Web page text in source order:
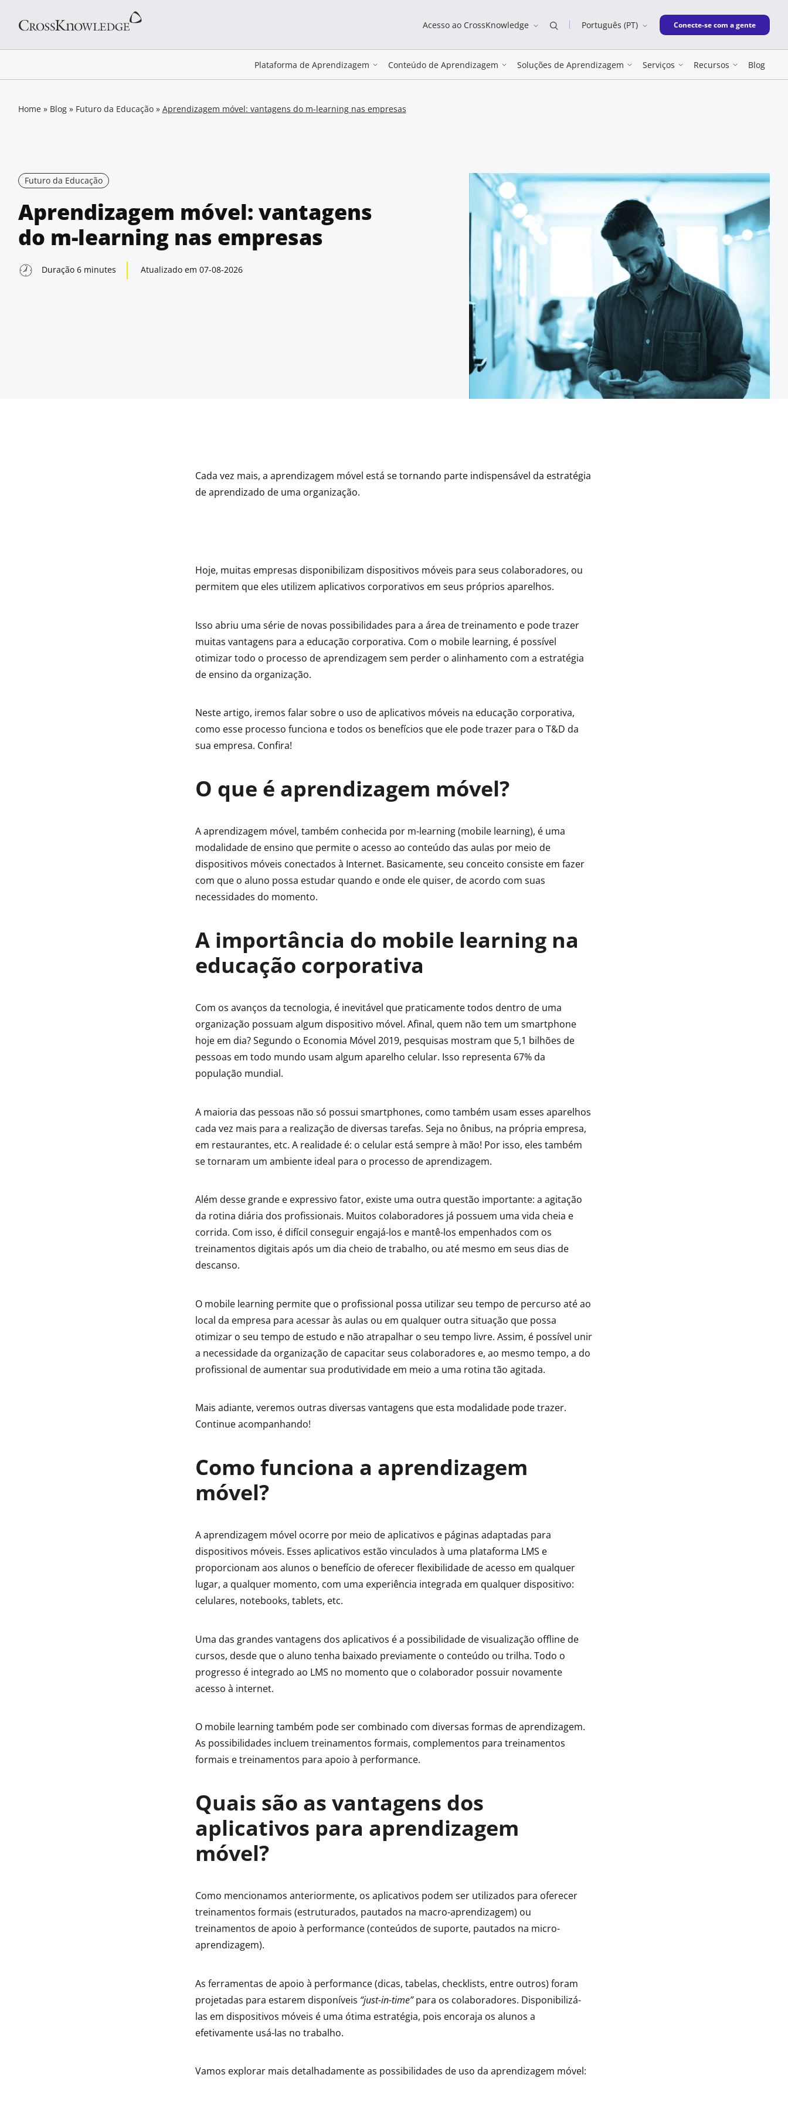
Acesso ao CrossKnowledge Português (PT) New window
Conecte-se com a gente
Plataforma de Aprendizagem Conteúdo de Aprendizagem Soluções de Aprendizagem Serviços Recursos Blog
Home» Blog» Futuro da Educação» Aprendizagem móvel: vantagens do m-learning nas empresas
Futuro da Educação
Aprendizagem móvel: vantagens
do m-learning nas empresas
Duração 6 minutes Atualizado em 07-08-2026
Cada vez mais, a aprendizagem móvel está se tornando parte indispensável da estratégia
de aprendizado de uma organização.
Hoje, muitas empresas disponibilizam dispositivos móveis para seus colaboradores, ou
permitem que eles utilizem aplicativos corporativos em seus próprios aparelhos.
Isso abriu uma série de novas possibilidades para a área de treinamento e pode trazer
muitas vantagens para a educação corporativa. Com o mobile learning, é possível
otimizar todo o processo de aprendizagem sem perder o alinhamento com a estratégia
de ensino da organização.
Neste artigo, iremos falar sobre o uso de aplicativos móveis na educação corporativa,
como esse processo funciona e todos os benefícios que ele pode trazer para o T&D da
sua empresa. Confira!
O que é aprendizagem móvel?
A aprendizagem móvel, também conhecida por m-learning (mobile learning), é uma
modalidade de ensino que permite o acesso ao conteúdo das aulas por meio de
dispositivos móveis conectados à Internet. Basicamente, seu conceito consiste em fazer
com que o aluno possa estudar quando e onde ele quiser, de acordo com suas
necessidades do momento.
A importância do mobile learning na
educação corporativa
Com os avanços da tecnologia, é inevitável que praticamente todos dentro de uma
organização possuam algum dispositivo móvel. Afinal, quem não tem um smartphone
hoje em dia? Segundo o Economia Móvel 2019, pesquisas mostram que 5,1 bilhões de
pessoas em todo mundo usam algum aparelho celular. Isso representa 67% da
população mundial.
A maioria das pessoas não só possui smartphones, como também usam esses aparelhos
cada vez mais para a realização de diversas tarefas. Seja no ônibus, na própria empresa,
em restaurantes, etc. A realidade é: o celular está sempre à mão! Por isso, eles também
se tornaram um ambiente ideal para o processo de aprendizagem.
Além desse grande e expressivo fator, existe uma outra questão importante: a agitação
da rotina diária dos profissionais. Muitos colaboradores já possuem uma vida cheia e
corrida. Com isso, é difícil conseguir engajá-los e mantê-los empenhados com os
treinamentos digitais após um dia cheio de trabalho, ou até mesmo em seus dias de
descanso.
O mobile learning permite que o profissional possa utilizar seu tempo de percurso até ao
local da empresa para acessar às aulas ou em qualquer outra situação que possa
otimizar o seu tempo de estudo e não atrapalhar o seu tempo livre. Assim, é possível unir
a necessidade da organização de capacitar seus colaboradores e, ao mesmo tempo, a do
profissional de aumentar sua produtividade em meio a uma rotina tão agitada.
Mais adiante, veremos outras diversas vantagens que esta modalidade pode trazer.
Continue acompanhando!
Como funciona a aprendizagem
móvel?
A aprendizagem móvel ocorre por meio de aplicativos e páginas adaptadas para
dispositivos móveis. Esses aplicativos estão vinculados à uma plataforma LMS e
proporcionam aos alunos o benefício de oferecer flexibilidade de acesso em qualquer
lugar, a qualquer momento, com uma experiência integrada em qualquer dispositivo:
celulares, notebooks, tablets, etc.
Uma das grandes vantagens dos aplicativos é a possibilidade de visualização offline de
cursos, desde que o aluno tenha baixado previamente o conteúdo ou trilha. Todo o
progresso é integrado ao LMS no momento que o colaborador possuir novamente
acesso à internet.
O mobile learning também pode ser combinado com diversas formas de aprendizagem.
As possibilidades incluem treinamentos formais, complementos para treinamentos
formais e treinamentos para apoio à performance.
Quais são as vantagens dos
aplicativos para aprendizagem
móvel?
Como mencionamos anteriormente, os aplicativos podem ser utilizados para oferecer
treinamentos formais (estruturados, pautados na macro-aprendizagem) ou
treinamentos de apoio à performance (conteúdos de suporte, pautados na micro-
aprendizagem).
As ferramentas de apoio à performance (dicas, tabelas, checklists, entre outros) foram
projetadas para estarem disponíveis “just-in-time”para os colaboradores. Disponibilizá-
las em dispositivos móveis é uma ótima estratégia, pois encoraja os alunos a
efetivamente usá-las no trabalho.
Vamos explorar mais detalhadamente as possibilidades de uso da aprendizagem móvel: